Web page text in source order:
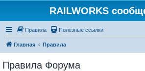
RAILWORKS
Правила Полезные ссылки
Главная Правила
Правила Форума